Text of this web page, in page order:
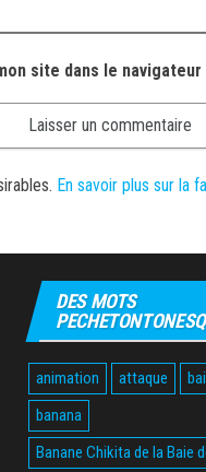
site dans le
En savoir plus sur la
DES MOTS
animation attaque
banana
Banane Chikita de la Baie